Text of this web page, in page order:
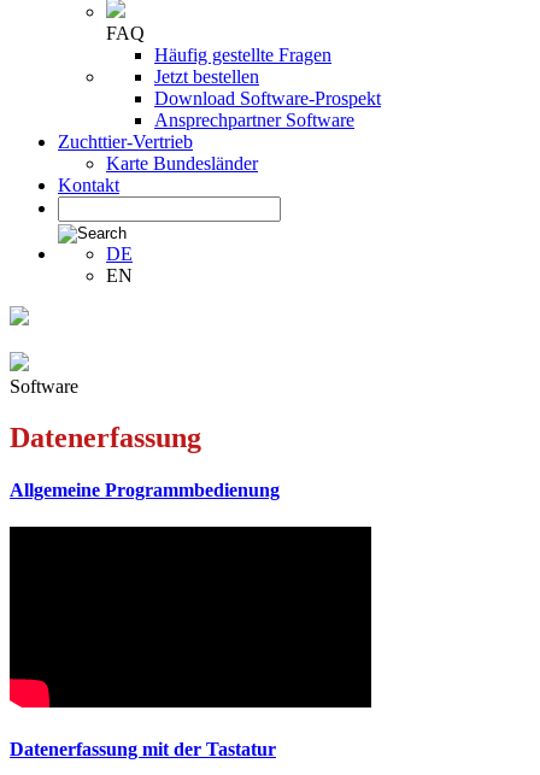
FAQ
Häufig gestellte Fragen
Jetzt bestellen
Download Software-Prospekt
Ansprechpartner Software
Zuchttier-Vertrieb
Karte Bundesländer
Kontakt
DE
EN
Software
Datenerfassung
Allgemeine Programmbedienung
Datenerfassung mit der Tastatur